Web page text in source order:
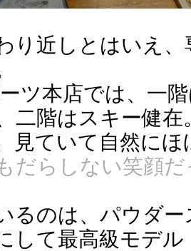
り近しとはいえ
ツ本店では、一
二階はスキー健
見ていて自然に
だらしない笑顔
るのは、パウダ
して最高級モデル